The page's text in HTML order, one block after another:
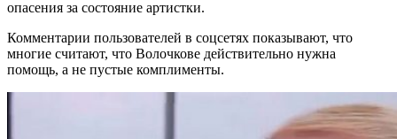
опасения за состояние артистки.
Комментарии пользователей в соцсетях показывают, что
многие считают, что Волочкове действительно нужна
помощь, а не пустые комплименты.